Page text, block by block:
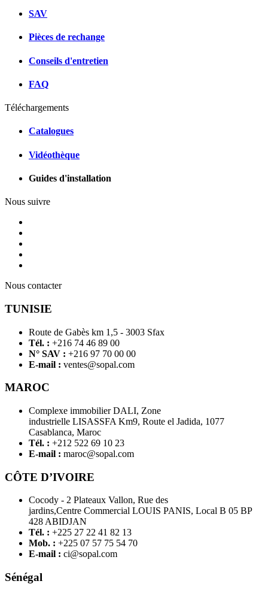
SAV
Pièces de rechange
Conseils d'entretien
FAQ
Téléchargements
Catalogues
Vidéothèque
Guides d'installation
Nous suivre
Nous contacter
TUNISIE
Route de Gabès km 1,5 - 3003 Sfax
Tél. : +216 74 46 89 00
N° SAV : +216 97 70 00 00
E-mail : ventes@sopal.com
MAROC
Complexe immobilier DALI, Zone
industrielle LISASSFA Km9, Route el Jadida, 1077
Casablanca, Maroc
Tél. : +212 522 69 10 23
E-mail : maroc@sopal.com
CÔTE D’IVOIRE
Cocody - 2 Plateaux Vallon, Rue des
jardins,Centre Commercial LOUIS PANIS, Local B 05 BP
428 ABIDJAN
Tél. : +225 27 22 41 82 13
Mob. : +225 07 57 75 54 70
E-mail : ci@sopal.com
Sénégal